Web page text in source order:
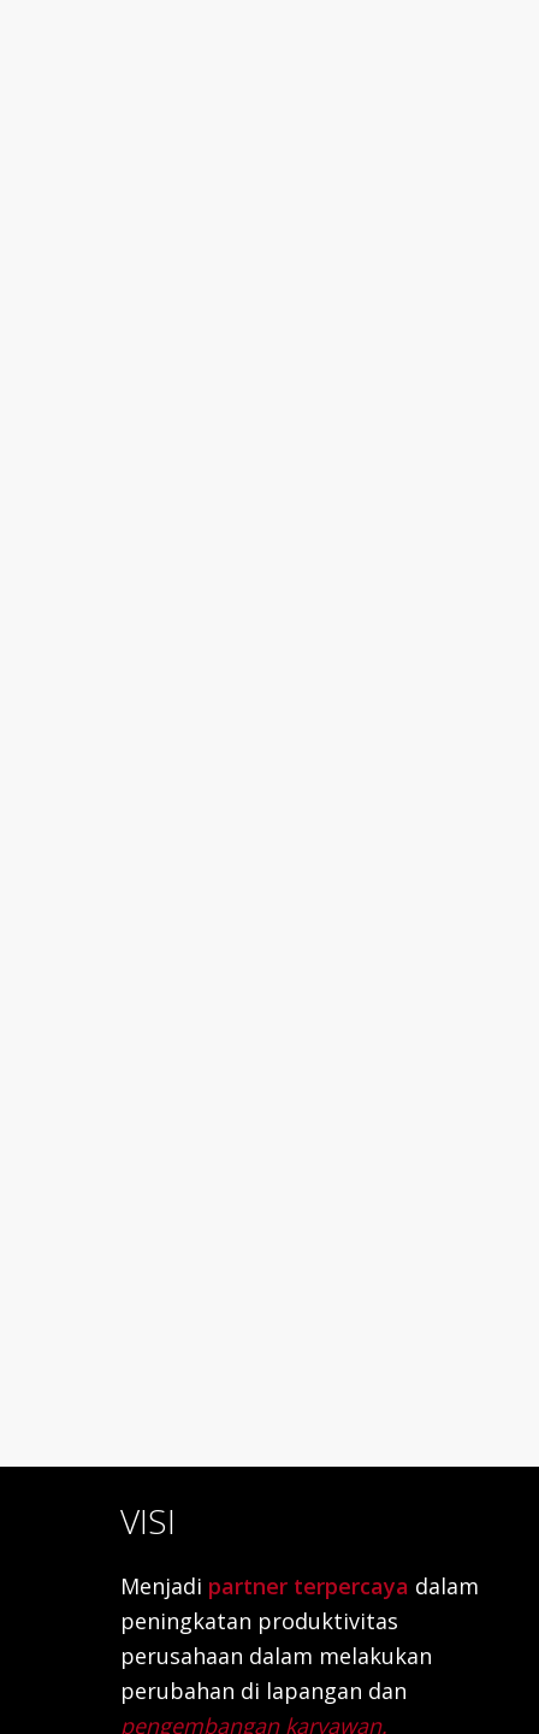
VISI
Menjadi partner terpercaya dalam
peningkatan produktivitas
perusahaan dalam melakukan
perubahan di lapangan dan
pengembangan karyawan.